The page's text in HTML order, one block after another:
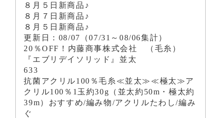
８月５日新商品♪
８月７日新商品♪
８月５日新商品♪
更新日：08/07（07/31～08/06集計）
20％OFF！内藤商事株式会社 （毛糸）
『エブリデイソリッド』並太
633
抗菌アクリル100％毛糸≪並太≫≪極太≫ア
クリル100％1玉約30g（並太約50m・極太約
39m）おすすめ/編み物/アクリルたわし/編み
ぐ